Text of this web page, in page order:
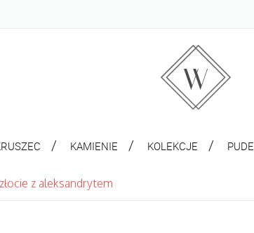
KAMIENIE KOLEKCJE
z aleksandrytem